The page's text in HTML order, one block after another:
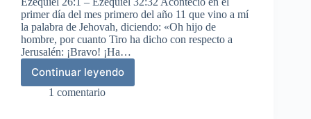
primer día del mes primero del año 11 que vino a mí
la palabra de Jehovah, diciendo: «Oh hijo de
hombre, por cuanto Tiro ha dicho con respecto a
Jerusalén: ¡Bravo! ¡Ha…
Continuar leyendo
Profecía
contra
1 comentario